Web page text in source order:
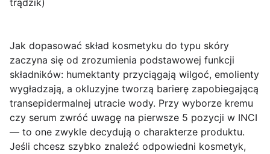
trądzik)
Jak dopasować skład kosmetyku do typu skóry
zaczyna się od zrozumienia podstawowej funkcji
składników: humektanty przyciągają wilgoć, emolienty
wygładzają, a okluzyjne tworzą barierę zapobiegającą
transepidermalnej utracie wody. Przy wyborze kremu
czy serum zwróć uwagę na pierwsze 5 pozycji w INCI
— to one zwykle decydują o charakterze produktu.
Jeśli chcesz szybko znaleźć odpowiedni kosmetyk,